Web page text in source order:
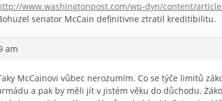
www.washingtonpost.com/wp-dyn/content/
senator McCain definitivne ztratil kreditibilitu.
am
McCainovi vůbec nerozumím. Co se týče limitů
a pak by měli jít v jistém věku do důchodu.